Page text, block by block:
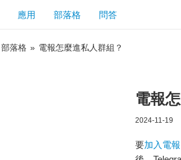
應用 部落格 問答
部落格 » 電報怎麼進私人群組？
電報
2024-11-19
要加入電